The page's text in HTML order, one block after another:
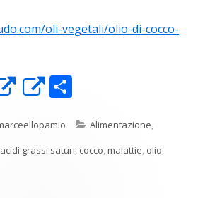
oli-vegetali/olio-di-cocco-
Apre
una
nuova
Apre
una
nuova
n
di
Categorie
Alimentazione,
acidi grassi saturi, cocco,malattie, olio,